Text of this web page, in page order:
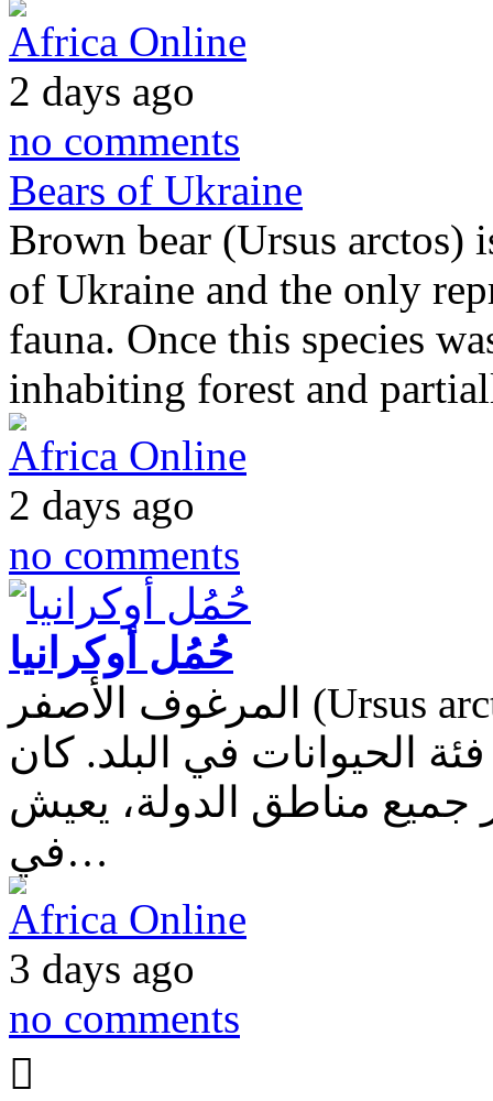
Africa Online
2 days ago
no comments
Bears of Ukraine
Brown bear (Ursus arctos)
of Ukraine and the only
fauna. Once this species
inhabiting forest and
Africa Online
2 days ago
no comments
حُمُل أوكرانيا
المرغوف الأصفر (Ursus arctos) — أكبر حيوان مفترس يعيش في منطقة
الحيوانات في البلد. كان
جميع مناطق الدولة، يعيش
في…
Africa Online
3 days ago
no comments